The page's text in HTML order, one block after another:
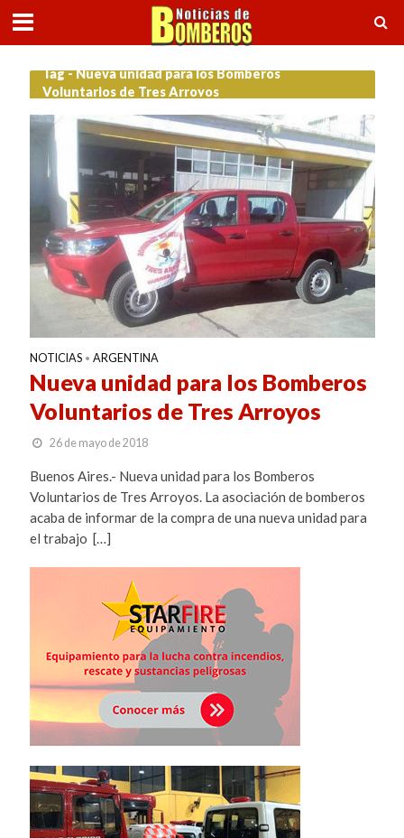
Tag - Nueva unidad para los Bomberos
Voluntarios de Tres Arroyos
NOTICIAS • ARGENTINA
Nueva unidad para los Bomberos
Voluntarios de Tres Arroyos
26 de mayo de 2018
Buenos Aires.- Nueva unidad para los Bomberos
Voluntarios de Tres Arroyos. La asociación de bomberos
acaba de informar de la compra de una nueva unidad para
el trabajo […]